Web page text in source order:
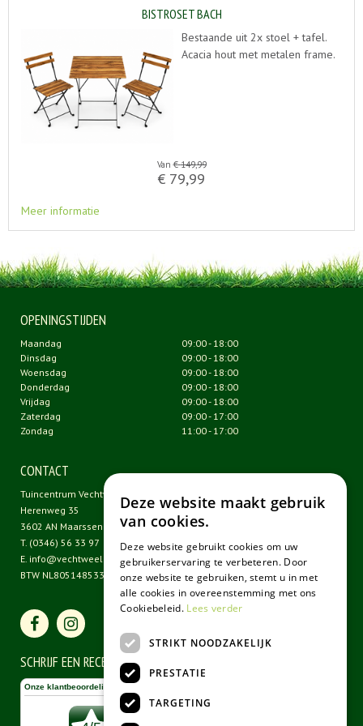
BISTROSET BACH
Bestaande uit 2x stoel + tafel.
Acacia hout met metalen frame.
Van € 149,99
€ 79,99
Meer informatie
OPENINGSTIJDEN
Maandag
09:00 - 18:00
Dinsdag
09:00 - 18:00
Woensdag
09:00 - 18:00
Donderdag
09:00 - 18:00
Vrijdag
09:00 - 18:00
Zaterdag
09:00 - 17:00
Zondag
11:00 - 17:00
CONTACT
Tuincentrum Vechtweelde
Herenweg 35
3602 AN Maarssen
T. (0346) 56 33 97
E. info@vechtweelde.nl
BTW NL805148533B01
SCHRIJF EEN RECENSIE
Deze website maakt gebruik
van cookies.
Deze website gebruikt cookies om uw
gebruikerservaring te verbeteren. Door
onze website te gebruiken, stemt u in met
alle cookies in overeenstemming met ons
Cookiebeleid. Lees verder
STRIKT NOODZAKELIJK
PRESTATIE
TARGETING